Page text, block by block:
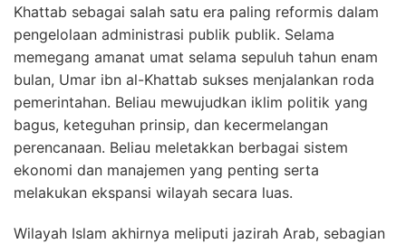
Khattab sebagai salah satu era paling reformis dalam
pengelolaan administrasi publik publik. Selama
memegang amanat umat selama sepuluh tahun enam
bulan, Umar ibn al-Khattab sukses menjalankan roda
pemerintahan. Beliau mewujudkan iklim politik yang
bagus, keteguhan prinsip, dan kecermelangan
perencanaan. Beliau meletakkan berbagai sistem
ekonomi dan manajemen yang penting serta
melakukan ekspansi wilayah secara luas.
Wilayah Islam akhirnya meliputi jazirah Arab, sebagian